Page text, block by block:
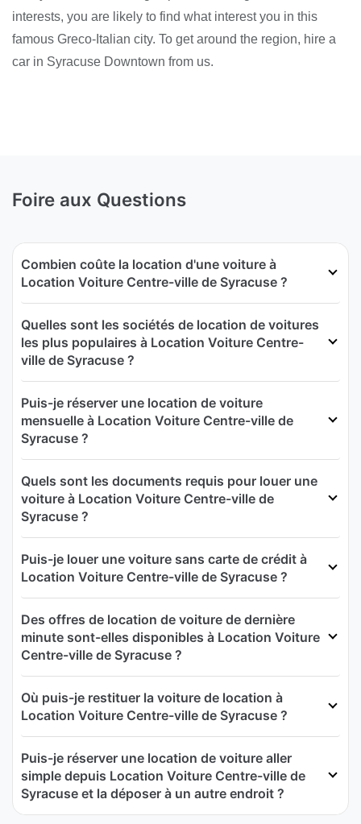
interests, you are likely to find what interest you in this
famous Greco-Italian city. To get around the region, hire a
car in Syracuse Downtown from us.
Foire aux Questions
Combien coûte la location d'une voiture à
Location Voiture Centre-ville de Syracuse ?
Quelles sont les sociétés de location de voitures
les plus populaires à Location Voiture Centre-
ville de Syracuse ?
Puis-je réserver une location de voiture
mensuelle à Location Voiture Centre-ville de
Syracuse ?
Quels sont les documents requis pour louer une
voiture à Location Voiture Centre-ville de
Syracuse ?
Puis-je louer une voiture sans carte de crédit à
Location Voiture Centre-ville de Syracuse ?
Des offres de location de voiture de dernière
minute sont-elles disponibles à Location Voiture
Centre-ville de Syracuse ?
Où puis-je restituer la voiture de location à
Location Voiture Centre-ville de Syracuse ?
Puis-je réserver une location de voiture aller
simple depuis Location Voiture Centre-ville de
Syracuse et la déposer à un autre endroit ?